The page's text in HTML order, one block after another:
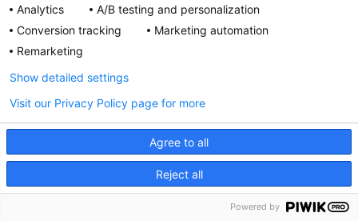
Regulamin konkursu Acard
Regulamin konkursu Biotebal
Regulamin konkursu Asmenol
Kontakt
PRODUKTY POLPHARMY
SOCIAL MEDIA
Analytics
A/B testing and personalization
Conversion tracking
Marketing automation
Remarketing
Agree to all
Reject all
Show detailed settings
Visit our Privacy Policy page for more
Powered by